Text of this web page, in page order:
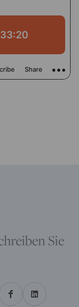
Sie